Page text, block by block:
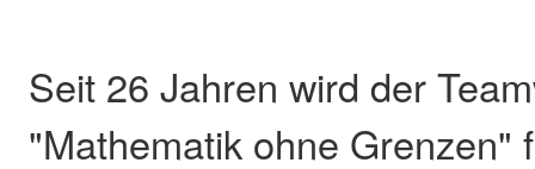
Seit 26 Jahren wird der
"Mathematik ohne Grenzen"